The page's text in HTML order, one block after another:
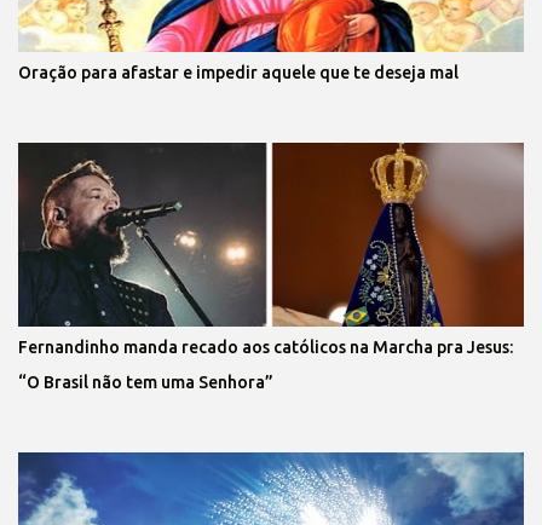
Oração para afastar e impedir aquele que te deseja mal
Fernandinho manda recado aos católicos na Marcha pra Jesus:
“O Brasil não tem uma Senhora”